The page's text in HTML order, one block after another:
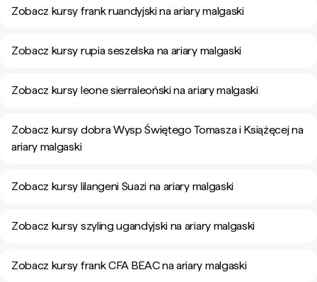
Zobacz kursy frank ruandyjski na ariary malgaski
Zobacz kursy rupia seszelska na ariary malgaski
Zobacz kursy leone sierraleoński na ariary malgaski
Zobacz kursy dobra Wysp Świętego Tomasza i Książęcej na
ariary malgaski
Zobacz kursy lilangeni Suazi na ariary malgaski
Zobacz kursy szyling ugandyjski na ariary malgaski
Zobacz kursy frank CFA BEAC na ariary malgaski